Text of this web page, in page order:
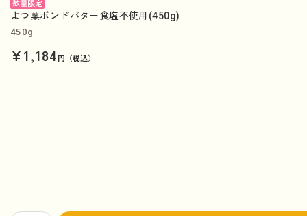
数量限定
よつ葉ポンドバター食塩不使用(450g)
450g
¥1,184円（税込）